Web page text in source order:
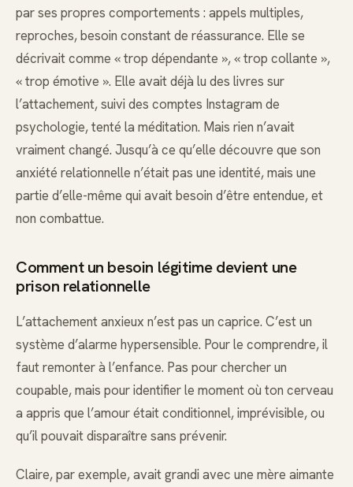
par ses propres comportements : appels multiples,
reproches, besoin constant de réassurance. Elle se
décrivait comme « trop dépendante », « trop collante »,
« trop émotive ». Elle avait déjà lu des livres sur
l’attachement, suivi des comptes Instagram de
psychologie, tenté la méditation. Mais rien n’avait
vraiment changé. Jusqu’à ce qu’elle découvre que son
anxiété relationnelle n’était pas une identité, mais une
partie d’elle-même qui avait besoin d’être entendue, et
non combattue.
Comment un besoin légitime devient une
prison relationnelle
L’attachement anxieux n’est pas un caprice. C’est un
système d’alarme hypersensible. Pour le comprendre, il
faut remonter à l’enfance. Pas pour chercher un
coupable, mais pour identifier le moment où ton cerveau
a appris que l’amour était conditionnel, imprévisible, ou
qu’il pouvait disparaître sans prévenir.
Claire, par exemple, avait grandi avec une mère aimante